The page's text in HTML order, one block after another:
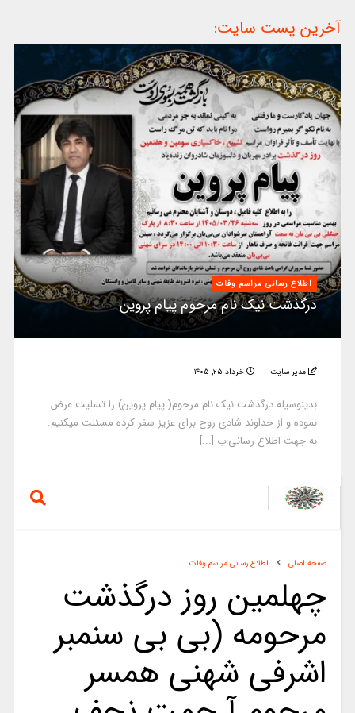
آخرین پست سایت:
اطلاع رسانی مراسم وفات
درگذشت نیک نام مرحوم پیام پروین
مدیر سایت خرداد ۲۵, ۱۴۰۵
بدینوسیله درگذشت نیک نام مرحوم( پیام پروین) را تسلیت عرض
نموده و از خداوند شادی روح برای عزیز سفر کرده مسئلت میکنیم.
به جهت اطلاع رسانی:ب [...]
صفحه اصلی اطلاع رسانی مراسم وفات
چهلمین روز درگذشت
مرحومه (بی بی سنمبر
اشرفی شهنی همسر